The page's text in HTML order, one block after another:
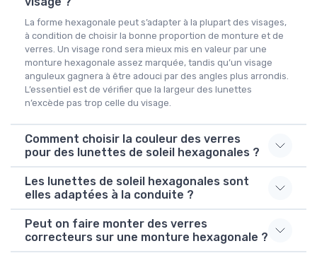
La forme hexagonale peut s’adapter à la plupart des visages,
à condition de choisir la bonne proportion de monture et de
verres. Un visage rond sera mieux mis en valeur par une
monture hexagonale assez marquée, tandis qu’un visage
anguleux gagnera à être adouci par des angles plus arrondis.
L’essentiel est de vérifier que la largeur des lunettes
n’excède pas trop celle du visage.
Comment choisir la couleur des verres
pour des lunettes de soleil hexagonales ?
Les lunettes de soleil hexagonales sont
elles adaptées à la conduite ?
Peut on faire monter des verres
correcteurs sur une monture hexagonale ?